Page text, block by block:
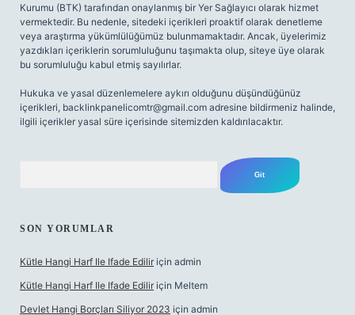
Kurumu (BTK) tarafından onaylanmış bir Yer Sağlayıcı olarak hizmet
vermektedir. Bu nedenle, sitedeki içerikleri proaktif olarak denetleme
veya araştırma yükümlülüğümüz bulunmamaktadır. Ancak, üyelerimiz
yazdıkları içeriklerin sorumluluğunu taşımakta olup, siteye üye olarak
bu sorumluluğu kabul etmiş sayılırlar.
Hukuka ve yasal düzenlemelere aykırı olduğunu düşündüğünüz
içerikleri, backlinkpanelicomtr@gmail.com adresine bildirmeniz halinde,
ilgili içerikler yasal süre içerisinde sitemizden kaldırılacaktır.
SON YORUMLAR
Kütle Hangi Harf Ile Ifade Edilir için admin
Kütle Hangi Harf Ile Ifade Edilir için Meltem
Devlet Hangi Borçları Siliyor 2023 için admin